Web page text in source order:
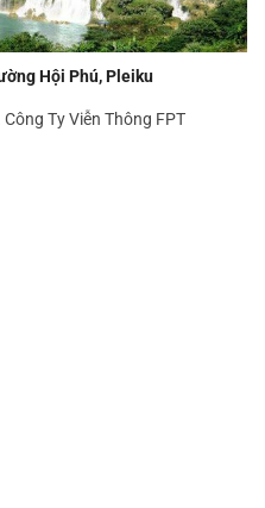
Hội Phú, Pleiku
Ty Viễn Thông FPT